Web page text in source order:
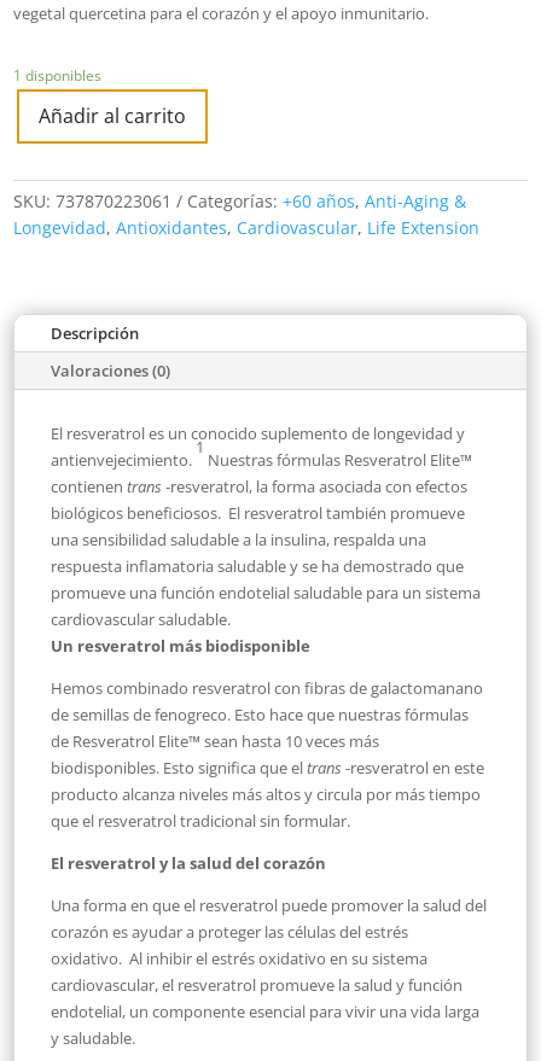
vegetal quercetina para el corazón y el apoyo inmunitario.
1 disponibles
Añadir al carrito
SKU:737870223061 Categorías:+60 años,Anti-Aging &
Longevidad,Antioxidantes, Cardiovascular, Life Extension
Descripción
Valoraciones (0)
El resveratrol es un conocido suplemento de longevidad y
antienvejecimiento.
1
Nuestras fórmulas Resveratrol Elite™
contienentrans -resveratrol, la forma asociada con efectos
biológicos beneficiosos. El resveratrol también promueve
una sensibilidad saludable a la insulina, respalda una
respuesta inflamatoria saludable y se ha demostrado que
promueve una función endotelial saludable para un sistema
cardiovascular saludable.
Un resveratrol más biodisponible
Hemos combinado resveratrol con fibras de galactomanano
de semillas de fenogreco. Esto hace que nuestras fórmulas
de Resveratrol Elite™ sean hasta 10 veces más
biodisponibles. Esto significa que eltrans -resveratrol en este
producto alcanza niveles más altos y circula por más tiempo
que el resveratrol tradicional sin formular.
El resveratrol y la salud del corazón
Una forma en que el resveratrol puede promover la salud del
corazón es ayudar a proteger las células del estrés
oxidativo. Al inhibir el estrés oxidativo en su sistema
cardiovascular, el resveratrol promueve la salud y función
endotelial, un componente esencial para vivir una vida larga
y saludable.